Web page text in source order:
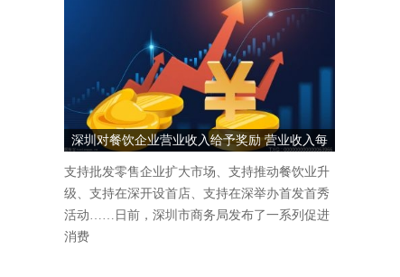
深圳对餐饮企业营业收入给予奖励 营业收入每
1000万元奖励5万元
支持批发零售企业扩大市场、支持推动餐饮业升
级、支持在深开设首店、支持在深举办首发首秀
活动……日前，深圳市商务局发布了一系列促进
消费